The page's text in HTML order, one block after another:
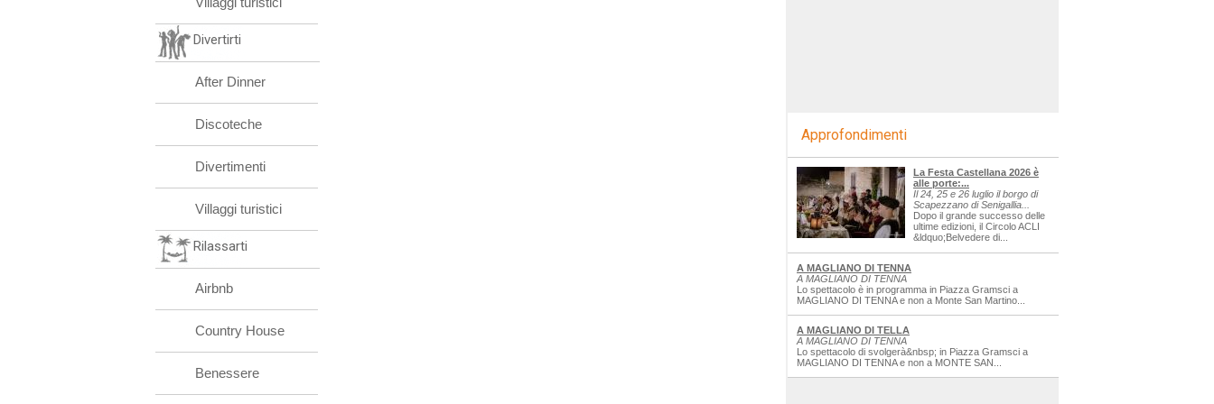
Divertirti
After Dinner
Discoteche
Divertimenti
Villaggi turistici
Rilassarti
Airbnb
Country House
Benessere
Approfondimenti
La Festa Castellana 2026 è
alle porte:...
Il 24, 25 e 26 luglio il borgo di
Scapezzano di Senigallia...
Dopo il grande successo delle
ultime edizioni, il Circolo ACLI
&ldquo;Belvedere di...
A MAGLIANO DI TENNA
A MAGLIANO DI TENNA
Lo spettacolo è in programma in Piazza Gramsci a
MAGLIANO DI TENNA e non a Monte San Martino...
A MAGLIANO DI TELLA
A MAGLIANO DI TENNA
Lo spettacolo di svolgerà&nbsp; in Piazza Gramsci a
MAGLIANO DI TENNA e non a MONTE SAN...